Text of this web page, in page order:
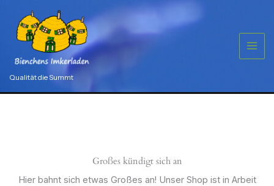
Inhalt
springen
Qualität die Summt
Großes kündigt sich an
Hier bahnt sich etwas Großes an! Unser Shop ist in Arbeit